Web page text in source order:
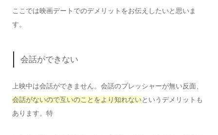
ここでは映画デートでのデメリットをお伝えしたいと思いま
す。
会話ができない
上映中は会話ができません。会話のプレッシャーが無い反面、
会話がないので互いのことをより知れないというデメリットも
あります。特